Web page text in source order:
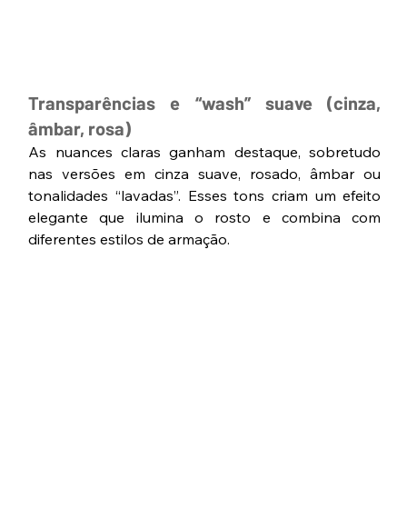
Transparências e “wash” suave (cinza,
âmbar, rosa)
As nuances claras ganham destaque, sobretudo
nas versões em cinza suave, rosado, âmbar ou
tonalidades “lavadas”. Esses tons criam um efeito
elegante que ilumina o rosto e combina com
diferentes estilos de armação.